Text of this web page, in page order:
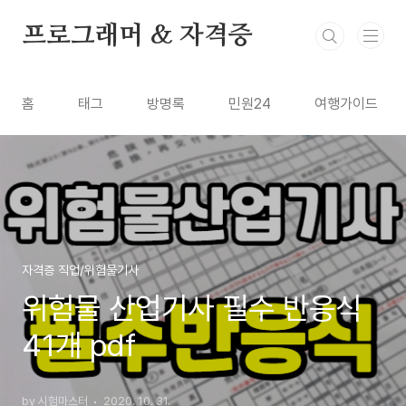
프로그래머 & 자격증
홈 태그 방명록 민원24 여행가이드
자격증 직업/위험물기사
위험물 산업기사 필수 반응식
41개 pdf
by 시험마스터 2020. 10. 31.